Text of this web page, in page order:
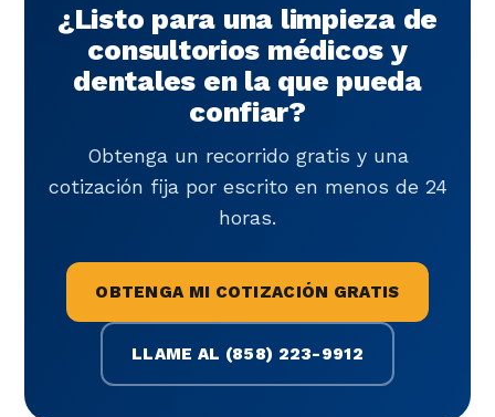
¿Listo para una limpieza de
consultorios médicos y
dentales en la que pueda
confiar?
Obtenga un recorrido gratis y una
cotización fija por escrito en menos de 24
horas.
OBTENGA MI COTIZACIÓN GRATIS
LLAME AL (858) 223-9912